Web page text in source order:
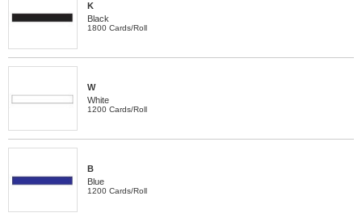
K
Black
1800 Cards/Roll
W
White
1200 Cards/Roll
B
Blue
1200 Cards/Roll